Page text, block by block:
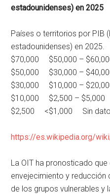
estadounidenses) en 2025
Países o territorios por PIB
estadounidenses) en
$70,000 $50,000 –
$50,000 $30,000 –
$30,000 $10,000 –
$10,000 $2,500 –
$2,500 <$1,000 Sin
https://es.wikipedia.org/
La OIT ha pronosticado
envejecimiento y reducción
de los grupos vulnerables y